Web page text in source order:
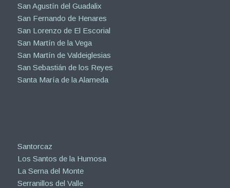
San Agustín del Guadalix
San Fernando de Henares
San Lorenzo de El Escorial
San Martín de la Vega
San Martín de Valdeiglesias
San Sebastián de los Reyes
Santa María de la Alameda
Santorcaz
Los Santos de la Humosa
La Serna del Monte
Serranillos del Valle